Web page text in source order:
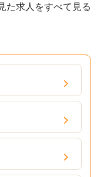
た求人をすべて見る